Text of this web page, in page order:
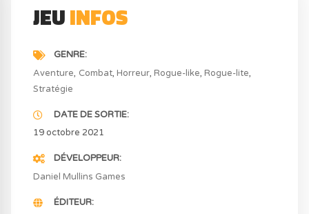
JEUINFOS
GENRE
Aventure Combat Horreur Rogue-like Rogue-lite
Stratégie
DATE DE SORTIE
19 octobre 2021
DÉVELOPPEUR
Daniel Mullins Games
ÉDITEUR